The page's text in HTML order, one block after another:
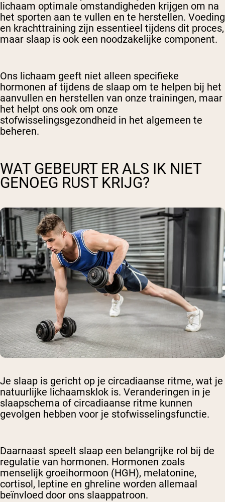
lichaam optimale omstandigheden krijgen om na
het sporten aan te vullen en te herstellen. Voeding
en krachttraining zijn essentieel tijdens dit proces,
maar slaap is ook een noodzakelijke component.
Ons lichaam geeft niet alleen specifieke
hormonen af tijdens de slaap om te helpen bij het
aanvullen en herstellen van onze trainingen, maar
het helpt ons ook om onze
stofwisselingsgezondheid in het algemeen te
beheren.
WAT GEBEURT ER ALS IK NIET
GENOEG RUST KRIJG?
Je slaap is gericht op je circadiaanse ritme, wat je
natuurlijke lichaamsklok is. Veranderingen in je
slaapschema of circadiaanse ritme kunnen
gevolgen hebben voor je stofwisselingsfunctie.
Daarnaast speelt slaap een belangrijke rol bij de
regulatie van hormonen. Hormonen zoals
menselijk groeihormoon (HGH), melatonine,
cortisol, leptine en ghreline worden allemaal
beïnvloed door ons slaappatroon.